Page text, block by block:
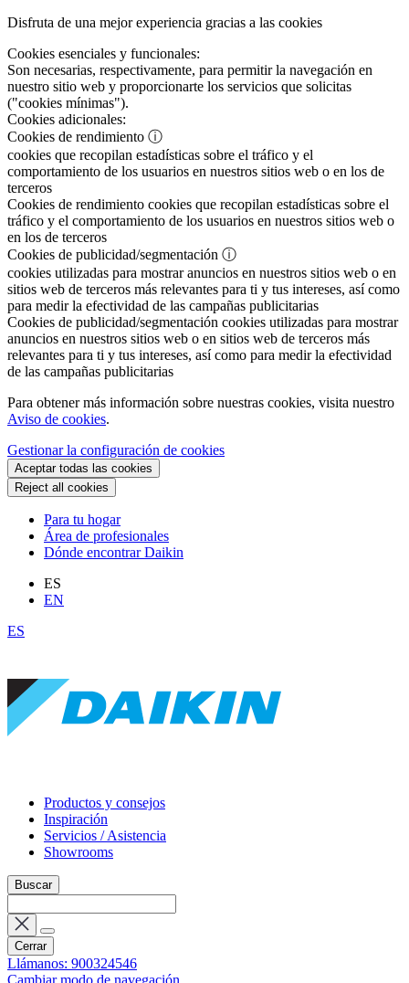
Disfruta de una mejor experiencia gracias a las cookies
Cookies esenciales y funcionales:
Son necesarias, respectivamente, para permitir la navegación en
nuestro sitio web y proporcionarte los servicios que solicitas
("cookies mínimas").
Cookies adicionales:
Cookies de rendimiento ⓘ
cookies que recopilan estadísticas sobre el tráfico y el
comportamiento de los usuarios en nuestros sitios web o en los de
terceros
Cookies de rendimiento cookies que recopilan estadísticas sobre el
tráfico y el comportamiento de los usuarios en nuestros sitios web o
en los de terceros
Cookies de publicidad/segmentación ⓘ
cookies utilizadas para mostrar anuncios en nuestros sitios web o en
sitios web de terceros más relevantes para ti y tus intereses, así como
para medir la efectividad de las campañas publicitarias
Cookies de publicidad/segmentación cookies utilizadas para mostrar
anuncios en nuestros sitios web o en sitios web de terceros más
relevantes para ti y tus intereses, así como para medir la efectividad
de las campañas publicitarias
Para obtener más información sobre nuestras cookies, visita nuestro
Aviso de cookies.
Gestionar la configuración de cookies
Aceptar todas las cookies
Reject all cookies
Para tu hogar
Área de profesionales
Dónde encontrar Daikin
ES
EN
ES
Productos y consejos
Inspiración
Servicios / Asistencia
Showrooms
Buscar
Cerrar
Llámanos: 900324546
Cambiar modo de navegación